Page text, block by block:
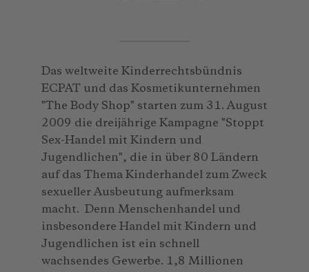
Das weltweite Kinderrechtsbündnis
ECPAT und das Kosmetikunternehmen
"The Body Shop" starten zum 31. August
2009 die dreijährige Kampagne "Stoppt
Sex-Handel mit Kindern und
Jugendlichen", die in über 80 Ländern
auf das Thema Kinderhandel zum Zweck
sexueller Ausbeutung aufmerksam
macht. Denn Menschenhandel und
insbesondere Handel mit Kindern und
Jugendlichen ist ein schnell
wachsendes Gewerbe. 1,8 Millionen